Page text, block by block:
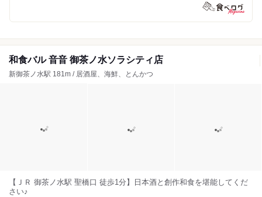
和食バル 音音 御茶ノ水ソラシティ店
新御茶ノ水駅 181m / 居酒屋、海鮮、とんかつ
【ＪＲ 御茶ノ水駅 聖橋口 徒歩1分】日本酒と創作和食を堪能してくだ
さい♪